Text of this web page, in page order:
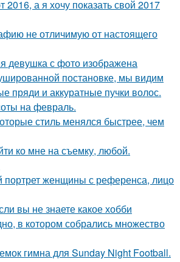
2016, а я хочу показать свой 2017
не отличимую от настоящего
девушка с фото изображена
постановке, мы видим
пряди и аккуратные пучки волос.
на февраль.
стиль менялся быстрее, чем
ко мне на съемку, любой.
портрет женщины с референса, лицо
вы не знаете какое хобби
в котором собрались множество
гимна для Sunday Night Football.